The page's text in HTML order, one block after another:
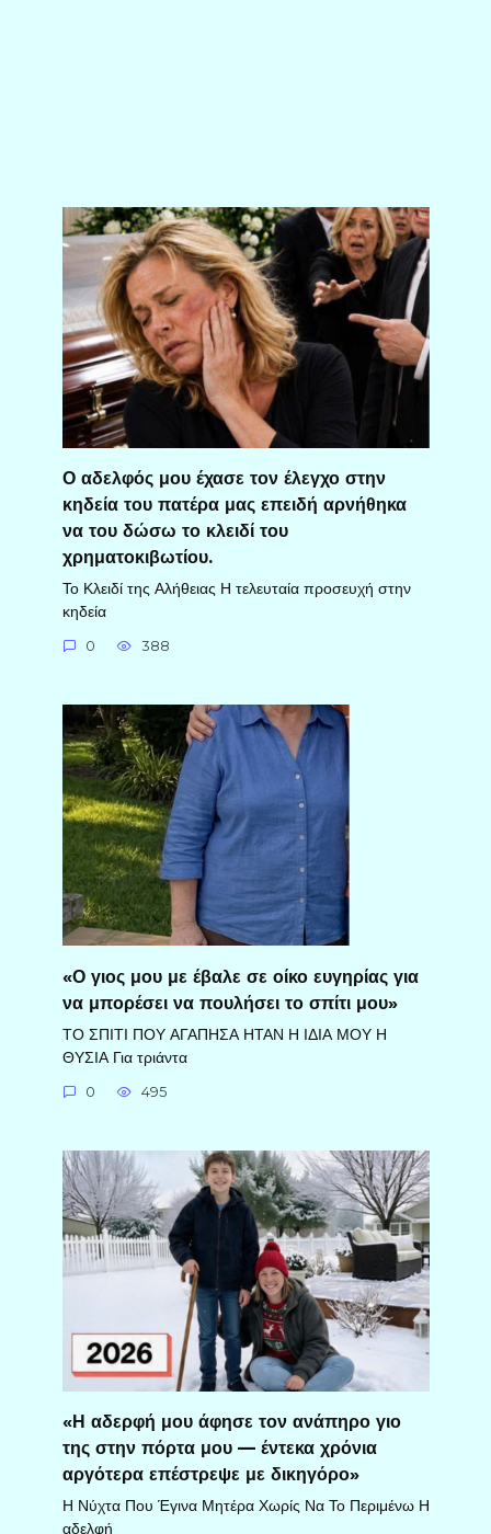
Ο αδελφός μου έχασε τον έλεγχο στην
κηδεία του πατέρα μας επειδή αρνήθηκα
να του δώσω το κλειδί του
χρηματοκιβωτίου.
Το Κλειδί της Αλήθειας Η τελευταία προσευχή στην
κηδεία
0 388
«Ο γιος μου με έβαλε σε οίκο ευγηρίας για
να μπορέσει να πουλήσει το σπίτι μου»
ΤΟ ΣΠΙΤΙ ΠΟΥ ΑΓΑΠΗΣΑ ΗΤΑΝ Η ΙΔΙΑ ΜΟΥ Η
ΘΥΣΙΑ Για τριάντα
0 495
«Η αδερφή μου άφησε τον ανάπηρο γιο
της στην πόρτα μου — έντεκα χρόνια
αργότερα επέστρεψε με δικηγόρο»
Η Νύχτα Που Έγινα Μητέρα Χωρίς Να Το Περιμένω Η
αδελφή